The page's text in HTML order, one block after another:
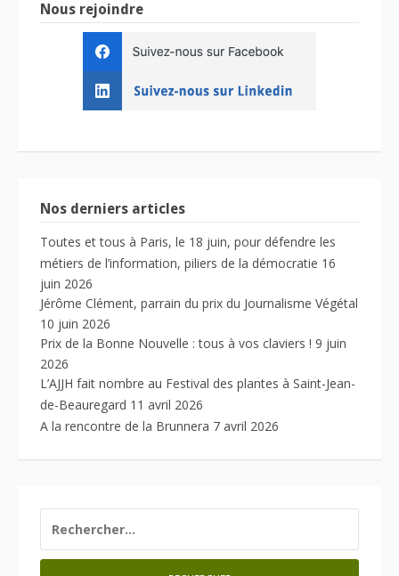
Nous rejoindre
Nos derniers articles
Toutes et tous à Paris, le 18 juin, pour défendre les
métiers de l’information, piliers de la démocratie 16
juin 2026
Jérôme Clément, parrain du prix du Journalisme Végétal
10 juin 2026
Prix de la Bonne Nouvelle : tous à vos claviers ! 9 juin
2026
L’AJJH fait nombre au Festival des plantes à Saint-Jean-
de-Beauregard 11 avril 2026
A la rencontre de la Brunnera 7 avril 2026